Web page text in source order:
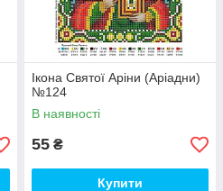
Ікона Святої Аріни (Аріадни)
№124
В наявності
55 ₴
Купити